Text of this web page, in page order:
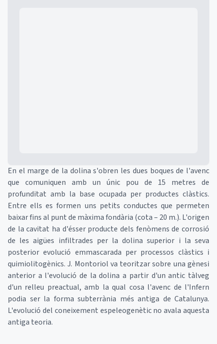
En el marge de la dolina s'obren les dues boques de l'avenc
que comuniquen amb un únic pou de 15 metres de
profunditat amb la base ocupada per productes clàstics.
Entre ells es formen uns petits conductes que permeten
baixar fins al punt de màxima fondària (cota – 20 m.). L'origen
de la cavitat ha d'ésser producte dels fenòmens de corrosió
de les aigües infiltrades per la dolina superior i la seva
posterior evolució emmascarada per processos clàstics i
quimiolitogènics. J. Montoriol va teoritzar sobre una gènesi
anterior a l'evolució de la dolina a partir d'un antic tàlveg
d'un relleu preactual, amb la qual cosa l'avenc de l'Infern
podia ser la forma subterrània més antiga de Catalunya.
L'evolució del coneixement espeleogenètic no avala aquesta
antiga teoria.